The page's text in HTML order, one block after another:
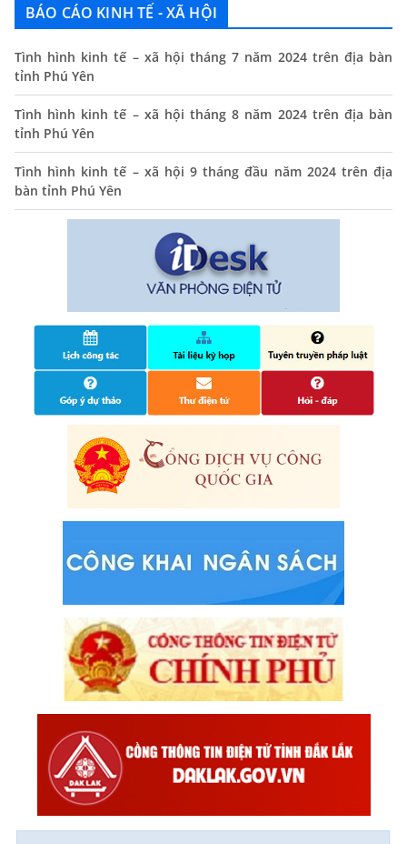
THÔNG BÁO Niêm yết danh mục dịch vụ công trực tuyến
hành chính tỉnh Phú Yên
Quyết định công bố nhóm thủ tục hành chính liên thông
điện tử, khai sinh, cấp thẻ bảo hiểm y tế trẻ em dưới 6
BÁO CÁO KINH TẾ - XÃ HỘI
Tình hình kinh tế – xã hội tháng 7 năm 2024 trên địa bàn
tỉnh Phú Yên
Tình hình kinh tế – xã hội tháng 8 năm 2024 trên địa bàn
tỉnh Phú Yên
Tình hình kinh tế – xã hội 9 tháng đầu năm 2024 trên địa
bàn tỉnh Phú Yên